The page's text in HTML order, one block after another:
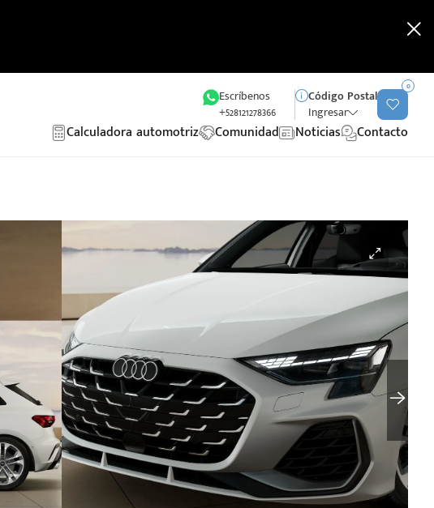
Escríbenos
+528121278366
Código Postal
Ingresar
0
Calculadora automotriz Comunidad Noticias Contacto